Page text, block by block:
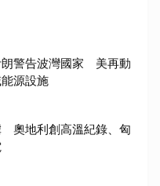
朗警告波灣國家 美再動
源設施
奧地利創高溫紀錄、匈